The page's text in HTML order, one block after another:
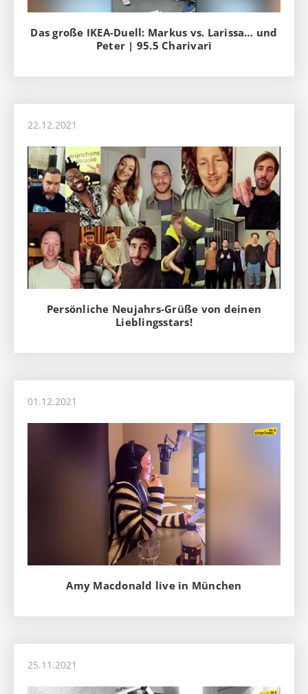
Das große IKEA-Duell: Markus vs. Larissa… und
Peter | 95.5 Charivari
22.12.2021
Persönliche Neujahrs-Grüße von deinen
Lieblingsstars!
01.12.2021
Amy Macdonald live in München
25.11.2021